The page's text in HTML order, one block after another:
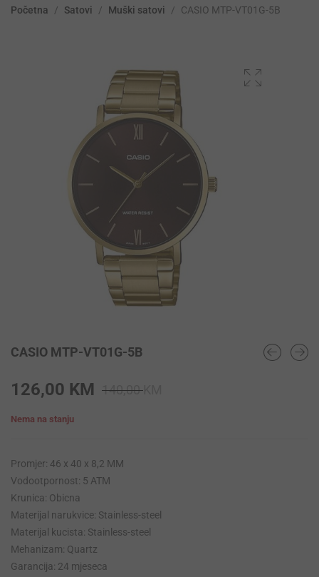
Početna / Satovi / Muški satovi / CASIO MTP-VT01G-5B
CASIO MTP-VT01G-5B
140,00
126,00 KM
Nema na stanju
Promjer: 46 x 40 x 8,2 MM
Vodootpornost: 5 ATM
Krunica: Obicna
Materijal narukvice: Stainless-steel
Materijal kucista: Stainless-steel
Mehanizam: Quartz
Garancija: 24 mjeseca